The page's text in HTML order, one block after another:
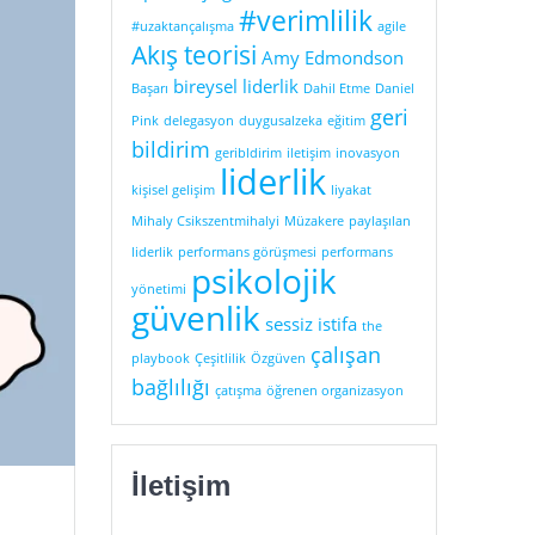
#uzaktançalışma #verimlilik agile
Akış teorisi Amy Edmondson
Başarı bireysel liderlik Dahil Etme Daniel
Pink delegasyon duygusalzeka eğitim geri
bildirim geribldirim iletişim inovasyon
kişisel gelişim liderlik liyakat
Mihaly Csikszentmihalyi Müzakere paylaşılan
liderlik performans görüşmesi performans
yönetimi psikolojik
güvenlik sessiz istifa the
playbook Çeşitlilik Özgüven çalışan
bağlılığı çatışma öğrenen organizasyon
İletişim